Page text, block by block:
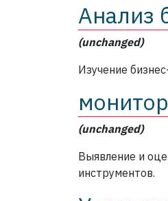
Анализ
(unchanged)
Изучение
(unchanged)
Выявление и
инструментов.